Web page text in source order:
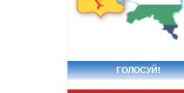
ГОЛОСУЙ!